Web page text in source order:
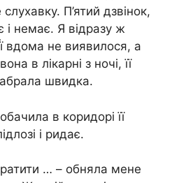
П’ятий дзвінок,
і немає. Я відразу ж
вдома не виявилося, а
в лікарні з ночі, її
швидка.
в коридорі її
і ридає.
… – обняла мене